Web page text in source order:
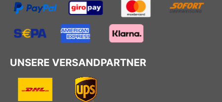
UNSERE VERSANDPARTNER